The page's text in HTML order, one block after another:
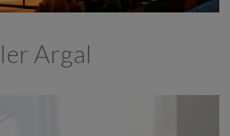
Argal